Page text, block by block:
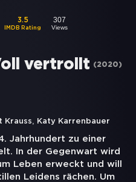
3.5
IMDB Rating
307
Views
vertrollt (2020)
Krauss, Katy Karrenbauer
Jahrhundert zu einer
In der Gegenwart wird
Leben erweckt und will
Leidens rächen. Um